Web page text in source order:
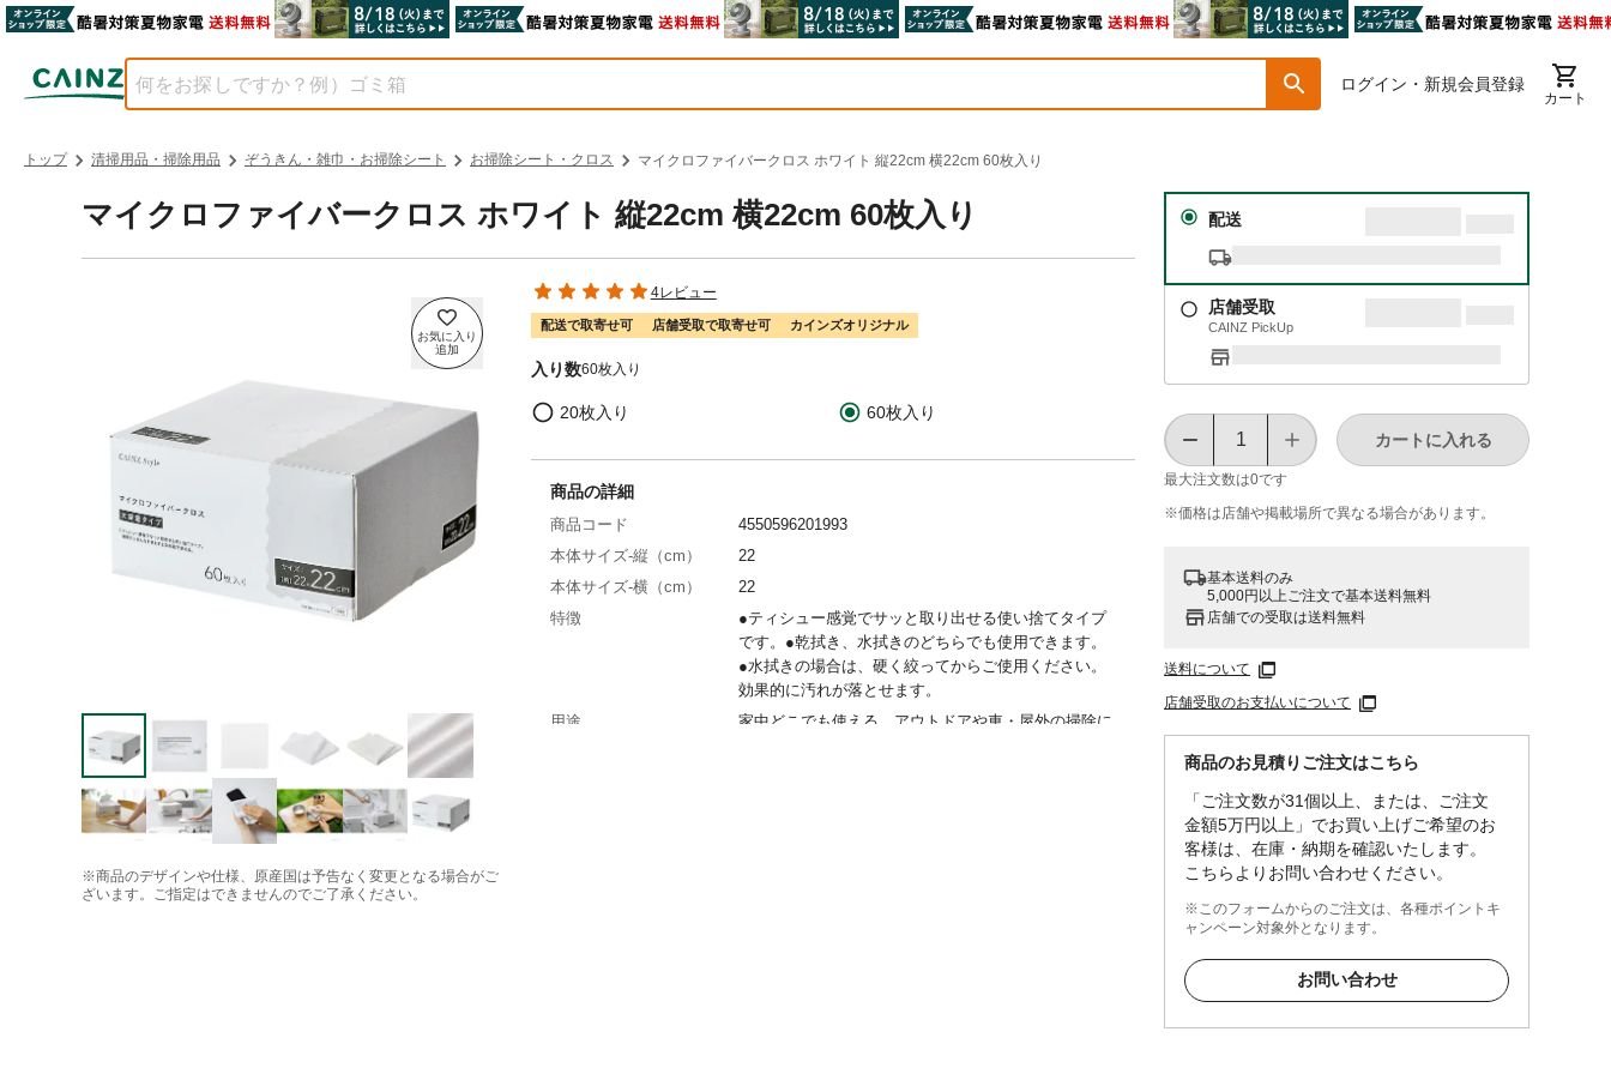
ログイン・新規会員登録
カート
トップ 清掃用品・掃除用品 ぞうきん・雑巾・お掃除シート お掃除シート・クロス マイクロファイバークロス ホワイト 縦22cm 横22cm 60枚入り
マイクロファイバークロス ホワイト 縦22cm 横22cm 60枚入り
※商品のデザインや仕様、原産国は予告なく変更となる場合がご
ざいます。ご指定はできませんのでご了承ください。
4レビュー
配送で取寄せ可 店舗受取で取寄せ可 カインズオリジナル
入り数60枚入り
20枚入り 60枚入り
配送
店舗受取
CAINZ PickUp
最大注文数は0です
カートに入れる
※価格は​店舗や​掲載場所で​異なる​場合が​あります。
基本送料のみ
5,000円以上ご注文で基本送料無料
店舗での受取は送料無料
送料について
店舗受取のお支払いについて
商品のお見積りご注文はこちら
「ご注文数が31個以上、または、ご注文
金額5万円以上」でお買い上げご希望のお
客様は、在庫・納期を確認いたします。
こちらよりお問い合わせください。
※このフォームからのご注文は、各種ポイントキ
ャンペーン対象外となります。
お問い合わせ
商品の詳細
商品コード
4550596201993
本体サイズ-縦（cm）
22
本体サイズ-横（cm）
22
特徴
●ティシュー感覚でサッと取り出せる使い捨てタイプ
です。●乾拭き、水拭きのどちらでも使用できます。
●水拭きの場合は、硬く絞ってからご使用ください。
効果的に汚れが落とせます。
用途
家中どこでも使える、アウトドアや車・屋外の掃除に